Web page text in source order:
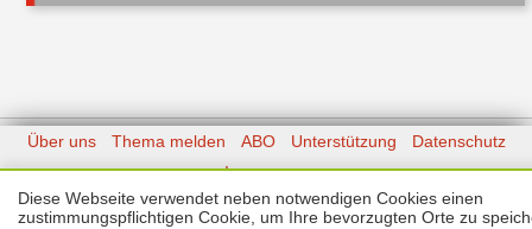
Kontakt
Über uns Thema melden ABO Unterstützung
Datenschutz
Impressum
🌙 Dark Mode
Copyright © 2026 |Prinzmediaconcept.de
Diese Webseite verwendet neben notwendigen Cookies einen
zustimmungspflichtigen Cookie, um Ihre bevorzugten Orte zu